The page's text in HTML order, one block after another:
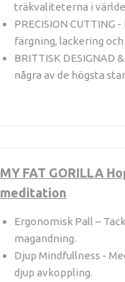
träkvaliteterna i
PRECISION
färgning, lackering
BRITTISK
några av de högsta
MY FAT GORILLA
meditation
Ergonomisk Pall –
magandning.
Djup Mindfullness -
djup avkoppling.